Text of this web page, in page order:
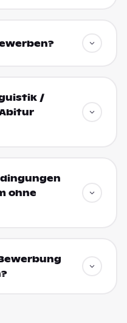
/
ohne